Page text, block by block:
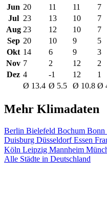
Jun 20 11 11
7
Jul 23 13 10
7
Aug 23 12 10
7
Sep 20 10 9
5
Okt 14 6 9
3
Nov 7 2 12
2
Dez 4 -1 12
1
Ø 13.4 Ø 5.5 Ø 10.8 Ø
Mehr Klimadaten
Berlin Bielefeld Bochum Bonn
Duisburg DüsseldorfEssen
Köln Leipzig Mannheim
Alle Städte in Deutschland